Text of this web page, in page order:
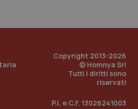
Copyright 2013-2026
© Homnya Srl
Tutti i diritti sono
riservati
P.I. e C.F. 13026241003